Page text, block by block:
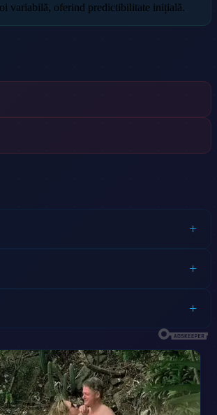
variabilă, oferind predictibilitate inițială.